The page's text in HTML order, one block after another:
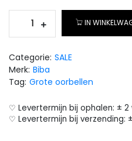
IN
Categorie: SALE
Merk: Biba
Tag: Grote oorbellen
♡ Levertermijn bij ophalen: ± 2
♡ Levertermijn bij verzending: